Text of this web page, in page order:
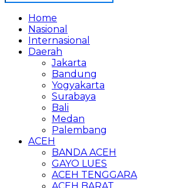
Home
Nasional
Internasional
Daerah
Jakarta
Bandung
Yogyakarta
Surabaya
Bali
Medan
Palembang
ACEH
BANDA ACEH
GAYO LUES
ACEH TENGGARA